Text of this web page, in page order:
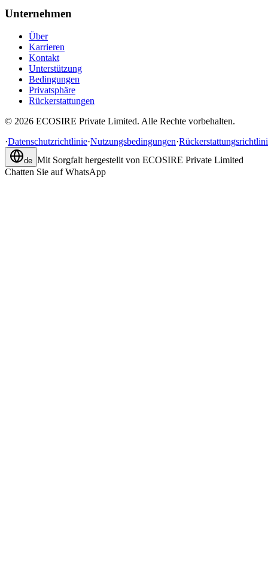
Unternehmen
Über
Karrieren
Kontakt
Unterstützung
Bedingungen
Privatsphäre
Rückerstattungen
© 2026 ECOSIRE Private Limited. Alle Rechte vorbehalten.
·Datenschutzrichtlinie·Nutzungsbedingungen·
de Mit Sorgfalt hergestellt von ECOSIRE Private Limited
Chatten Sie auf WhatsApp